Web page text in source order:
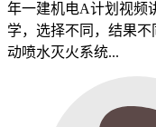
年一建机电A计划视频
学，选择不同，结果
动喷水灭火系统...